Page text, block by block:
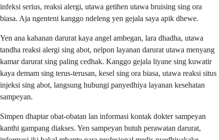
infeksi serius, reaksi alergi, utawa getihen utawa bruising sing ora
biasa. Aja ngenteni kanggo ndeleng yen gejala saya apik dhewe.
Yen ana kahanan darurat kaya angel ambegan, lara dhadha, utawa
tandha reaksi alergi sing abot, nelpon layanan darurat utawa menyang
kamar darurat sing paling cedhak. Kanggo gejala liyane sing kuwatir
kaya demam sing terus-terusan, kesel sing ora biasa, utawa reaksi situs
injeksi sing abot, langsung hubungi panyedhiya layanan kesehatan
sampeyan.
Simpen dhaptar obat-obatan lan informasi kontak dokter sampeyan
kanthi gampang diakses. Yen sampeyan butuh perawatan darurat,